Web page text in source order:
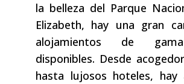
la belleza del Parque
Elizabeth, hay una gran
alojamientos de
disponibles. Desde
hasta lujosos hoteles, hay